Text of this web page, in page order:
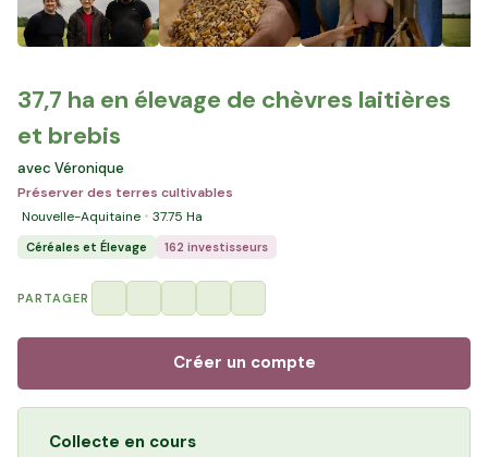
37,7 ha en élevage de chèvres laitières
et brebis
avec Véronique
Préserver des terres cultivables
Nouvelle-Aquitaine
37.75 Ha
Céréales et Élevage 162 investisseurs
PARTAGER
Créer un compte
Collecte en cours